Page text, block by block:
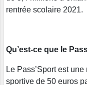
rentrée scolaire 2021.
Qu’est-ce que le
Le Pass’Sport est
sportive de 50 euros